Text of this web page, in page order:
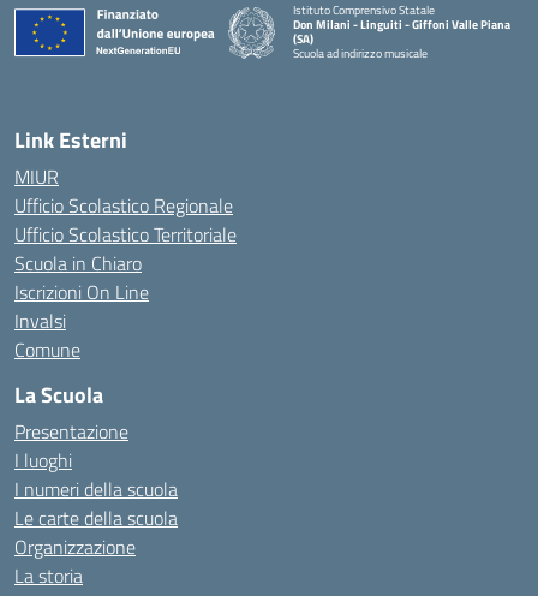
Istituto Comprensivo Statale
Don Milani - Linguiti - Giffoni Valle Piana
(SA)
Scuola ad indirizzo musicale
Link Esterni
MIUR
Ufficio Scolastico Regionale
Ufficio Scolastico Territoriale
Scuola in Chiaro
Iscrizioni On Line
Invalsi
Comune
La Scuola
Presentazione
I luoghi
I numeri della scuola
Le carte della scuola
Organizzazione
La storia